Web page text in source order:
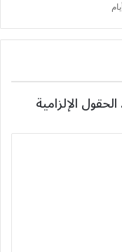
الحقول الإلزامية